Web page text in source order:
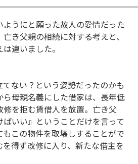
うにと願った故人の愛情だった
き父親の相続に対する考えと、
違いました。
ない？という姿勢だったのかも
ら母親名義にした借家は、長年低
を拒む賃借人を放置。亡き父
いい』ということだけを言って
この物件を取壊しすることがで
得ず改修に入り、新たな借主を